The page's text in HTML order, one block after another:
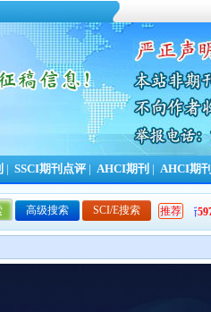
SSCI期刊点评 AHCI期刊 AHCI期
高级搜索 SCI/E搜索 推荐
今日更新期刊信息 0条，本周累计更新 597